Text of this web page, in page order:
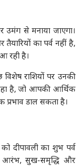
उमंग से मनाया जाएगा।
का पर्व नहीं है,
रही है।
राशियों पर उनकी
रहा है, जो आपकी आर्थिक
प्रभाव डाल सकता है।
दीपावली का शुभ पर्व
आरंभ, सुख-समृद्धि और